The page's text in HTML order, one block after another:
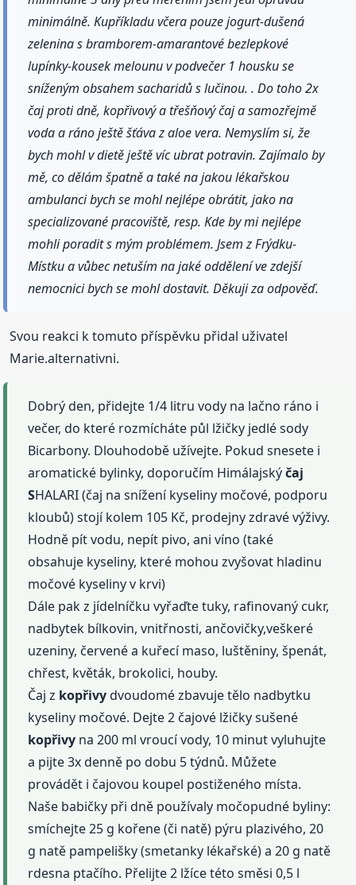
minimálně. Kupříkladu včera pouze jogurt-dušená
zelenina s bramborem-amarantové bezlepkové
lupínky-kousek melounu v podvečer 1 housku se
sníženým obsahem sacharidů s lučinou. . Do toho 2x
čaj proti dně, kopřivový a třešňový čaj a samozřejmě
voda a ráno ještě šťáva z aloe vera. Nemyslím si, že
bych mohl v dietě ještě víc ubrat potravin. Zajímalo by
mě, co dělám špatně a také na jakou lékařskou
ambulanci bych se mohl nejlépe obrátit, jako na
specializované pracoviště, resp. Kde by mi nejlépe
mohli poradit s mým problémem. Jsem z Frýdku-
Místku a vůbec netuším na jaké oddělení ve zdejší
nemocnici bych se mohl dostavit. Děkuji za odpověď.
Svou reakci k tomuto příspěvku přidal uživatel
Marie.alternativni.
Dobrý den, přidejte 1/4 litru vody na lačno ráno i
večer, do které rozmícháte půl lžičky jedlé sody
Bicarbony. Dlouhodobě užívejte. Pokud snesete i
aromatické bylinky, doporučím Himálajskýčaj
SHALARI (čaj na snížení kyseliny močové, podporu
kloubů) stojí kolem 105 Kč, prodejny zdravé výživy.
Hodně pít vodu, nepít pivo, ani víno (také
obsahuje kyseliny, které mohou zvyšovat hladinu
močové kyseliny v krvi)
Dále pak z jídelníčku vyřaďte tuky, rafinovaný cukr,
nadbytek bílkovin, vnitřnosti, ančovičky,veškeré
uzeniny, červené a kuřecí maso, luštěniny, špenát,
chřest, květák, brokolici, houby.
Čaj z kopřivydvoudomé zbavuje tělo nadbytku
kyseliny močové. Dejte 2 čajové lžičky sušené
kopřivy na 200 ml vroucí vody, 10 minut vyluhujte
a pijte 3x denně po dobu 5 týdnů. Můžete
provádět i čajovou koupel postiženého místa.
Naše babičky při dně používaly močopudné byliny:
smíchejte 25 g kořene (či natě) pýru plazivého, 20
g natě pampelišky (smetanky lékařské) a 20 g natě
rdesna ptačího. Přelijte 2 lžíce této směsi 0,5 l